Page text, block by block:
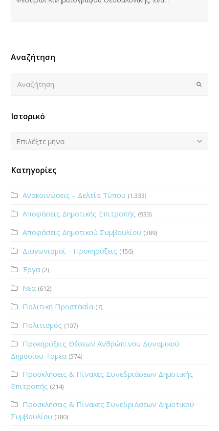
Αναζήτηση
Submit
Ιστορικό
Ιστορικό
Επιλέξτε μήνα
Κατηγορίες
Ανακοινώσεις – Δελτία Τύπου (1.333)
Αποφάσεις Δημοτικής Επιτροπής (933)
Αποφάσεις Δημοτικού Συμβουλίου (389)
Διαγωνισμοί – Προκηρύξεις (156)
Έργα (2)
Νέα (612)
Πολιτική Προστασία (7)
Πολιτισμός (107)
Προκηρύξεις Θέσεων Ανθρώπινου Δυναμικού
Δημοσίου Τομέα (574)
Προσκλήσεις & Πίνακες Συνεδριάσεων Δημοτικής
Επιτροπής (214)
Προσκλήσεις & Πίνακες Συνεδριάσεων Δημοτικού
Συμβουλίου (380)